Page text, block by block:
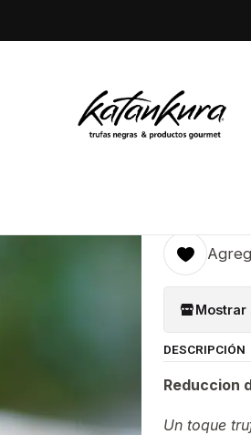
Mostrar
DESCRIPCIÓN
Reduccion
Un toque